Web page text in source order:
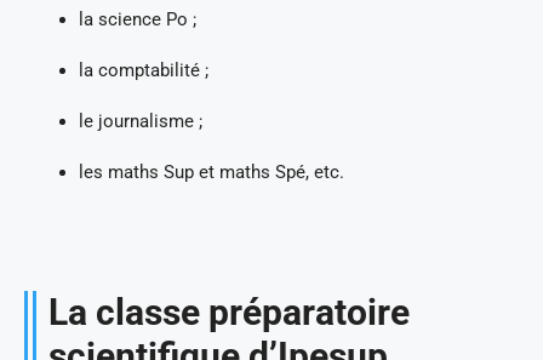
la science Po ;
la comptabilité ;
le journalisme ;
les maths Sup et maths Spé, etc.
La classe préparatoire